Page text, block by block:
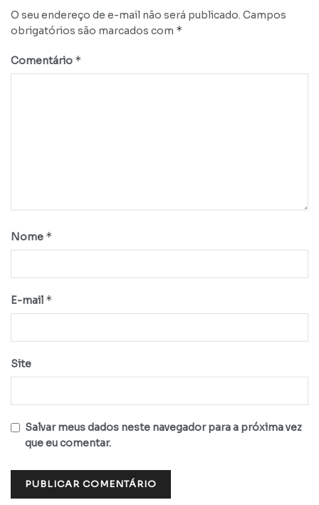
O seu endereço de e-mail não será publicado. Campos
obrigatórios são marcados com *
Comentário *
Nome *
E-mail *
Site
Salvar meus dados neste navegador para a próxima vez
que eu comentar.